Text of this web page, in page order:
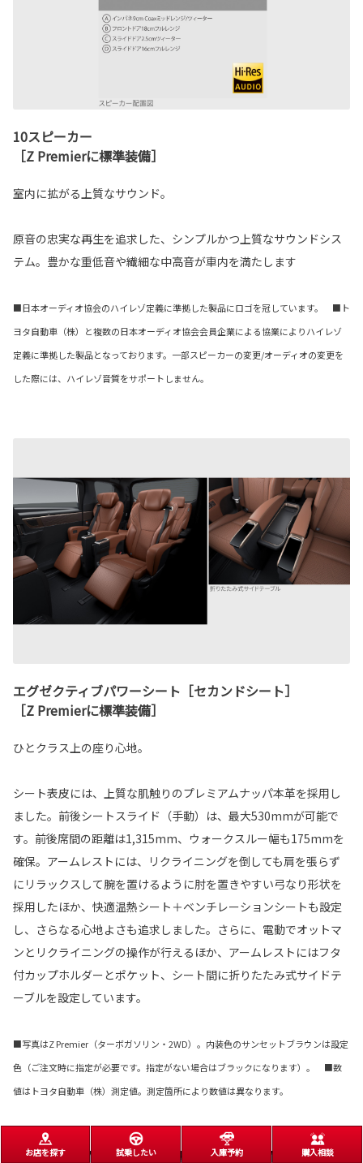
10スピーカー
［Z Premierに標準装備］
室内に拡がる上質なサウンド。
原音の忠実な再生を追求した、シンプルかつ上質なサウンドシス
テム。豊かな重低音や繊細な中高音が車内を満たします
■日本オーディオ協会のハイレゾ定義に準拠した製品にロゴを冠しています。 ■ト
ヨタ自動車（株）と複数の日本オーディオ協会会員企業による協業によりハイレゾ
定義に準拠した製品となっております。一部スピーカーの変更/オーディオの変更を
した際には、ハイレゾ音質をサポートしません。
エグゼクティブパワーシート［セカンドシート］
［Z Premierに標準装備］
ひとクラス上の座り心地。
シート表皮には、上質な肌触りのプレミアムナッパ本革を採用し
ました。前後シートスライド（手動）は、最大530mmが可能で
す。前後席間の距離は1,315mm、ウォークスルー幅も175mmを
確保。アームレストには、リクライニングを倒しても肩を張らず
にリラックスして腕を置けるように肘を置きやすい弓なり形状を
採用したほか、快適温熱シート＋ベンチレーションシートも設定
し、さらなる心地よさも追求しました。さらに、電動でオットマ
ンとリクライニングの操作が行えるほか、アームレストにはフタ
付カップホルダーとポケット、シート間に折りたたみ式サイドテ
ーブルを設定しています。
■写真はZ Premier（ターボガソリン・2WD）。内装色のサンセットブラウンは設定
色（ご注文時に指定が必要です。指定がない場合はブラックになります）。 ■数
値はトヨタ自動車（株）測定値。測定箇所により数値は異なります。
お店を探す 試乗したい 入庫予約 購入相談